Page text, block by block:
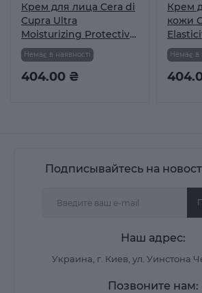
Крем для лица Cera di
Cupra Ultra
Moisturizing Protective
cream
ультраувлажняющий
защитный, 50 мл
404.00 ₴
Немає в наявності
Крем
кожи
Немає в
Подписывайтесь на
Наш адрес:
Украина, г. Киев, ул. Уинстона
Позвоните нам: